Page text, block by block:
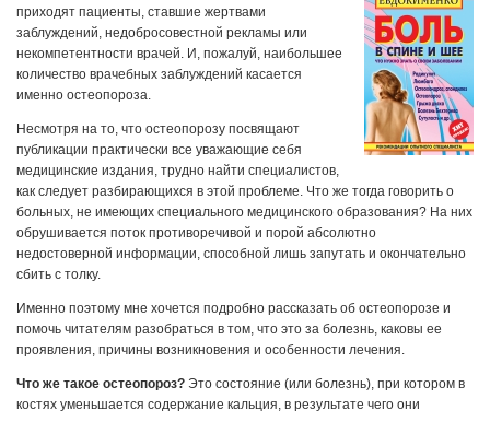
приходят пациенты, ставшие жертвами
заблуждений, недобросовестной рекламы или
некомпетентности врачей. И, пожалуй, наибольшее
количество врачебных заблуждений касается
именно остеопороза.
Несмотря на то, что остеопорозу посвящают
публикации практически все уважающие себя
медицинские издания, трудно найти специалистов,
как следует разбирающихся в этой проблеме. Что же тогда говорить о
больных, не имеющих специального медицинского образования? На них
обрушивается поток противоречивой и порой абсолютно
недостоверной информации, способной лишь запутать и окончательно
сбить с толку.
Именно поэтому мне хочется подробно рассказать об остеопорозе и
помочь читателям разобраться в том, что это за болезнь, каковы ее
проявления, причины возникновения и особенности лечения.
Что же такое остеопороз? Это состояние (или болезнь), при котором в
костях уменьшается содержание кальция, в результате чего они